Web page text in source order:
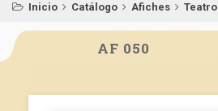
Inicio Catálogo Afiches Teatro
AF 050